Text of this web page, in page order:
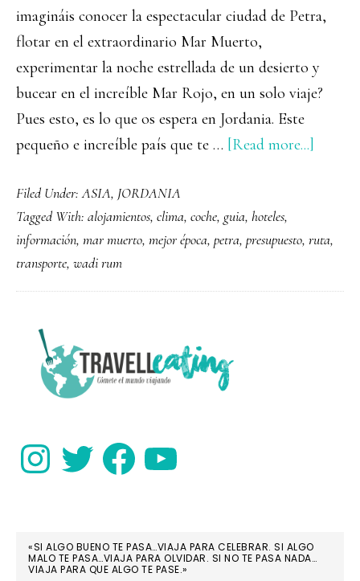
imagináis conocer la espectacular ciudad de Petra,
flotar en el extraordinario Mar Muerto,
experimentar la noche estrellada de un desierto y
bucear en el increíble Mar Rojo, en un solo viaje?
Pues esto, es lo que os espera en Jordania. Este
pequeño e increíble país que te … [Read more...]
viajar
Filed Under:ASIA, JORDANIA
Tagged With: alojamientos, clima, coche, guia, hoteles,
información, mar muerto, mejor época, petra, presupuesto, ruta,
transporte, wadi rum
PRIMARY
SIDEBAR
InstagramTwitter FacebookYouTube
«SI ALGO BUENO TE PASA…VIAJA PARA CELEBRAR. SI ALGO
MALO TE PASA…VIAJA PARA OLVIDAR. SI NO TE PASA NADA…
VIAJA PARA QUE ALGO TE PASE.»